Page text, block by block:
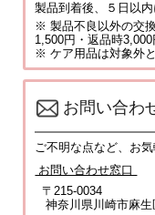
製品到着後、５日以
※ 製品不良以外の交
1,500円・返品時
※ ケア用品は対象外と
お問い合わ
ご不明な点など、お
お問い合わせ窓口
〒215-0034
神奈川県川崎市麻